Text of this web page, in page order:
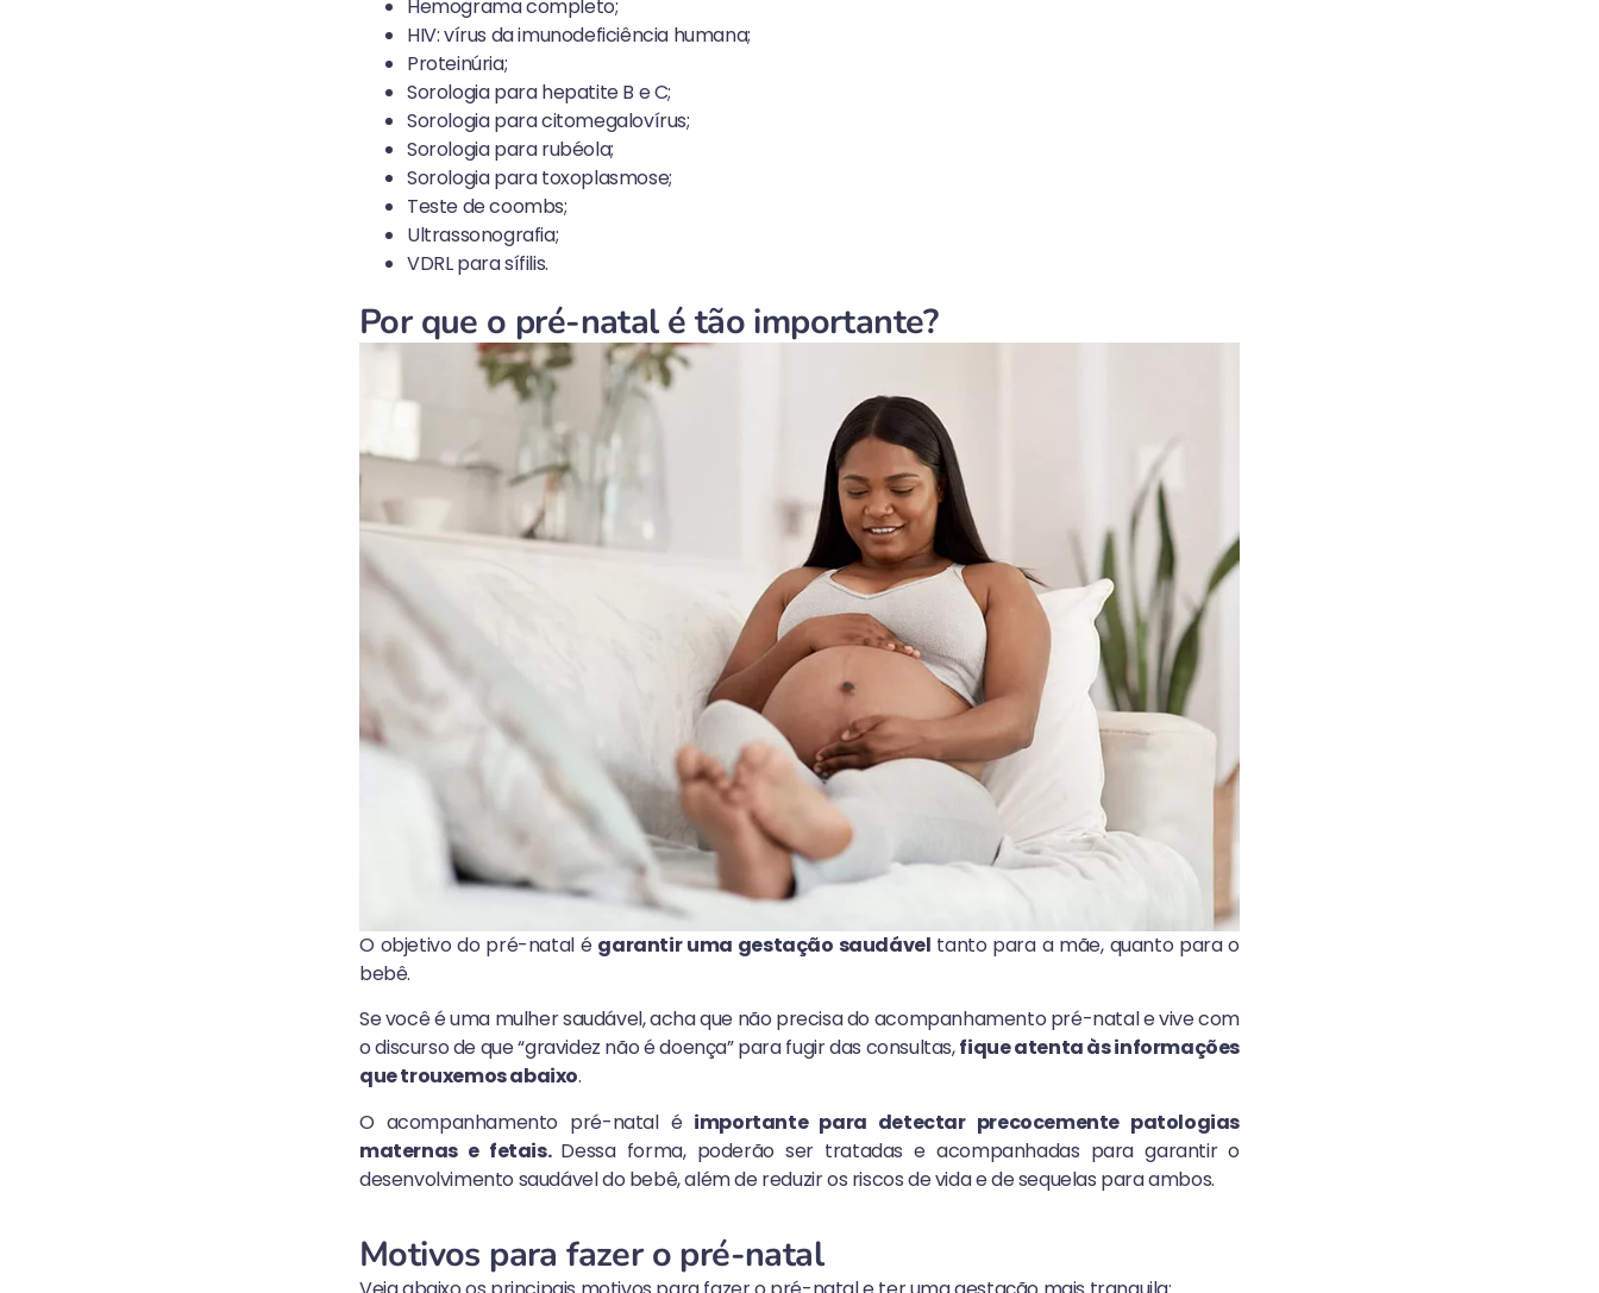
Hemograma completo;
HIV: vírus da imunodeficiência humana;
Proteinúria;
Sorologia para hepatite B e C;
Sorologia para citomegalovírus;
Sorologia para rubéola;
Sorologia para toxoplasmose;
Teste de coombs;
Ultrassonografia;
VDRL para sífilis.
Por que o pré-natal é tão importante?
O objetivo do pré-natal é garantir uma gestação saudável tanto para a mãe, quanto para o
bebê.
Se você é uma mulher saudável, acha que não precisa do acompanhamento pré-natal e vive com
o discurso de que “gravidez não é doença” para fugir das consultas,fique atenta às informações
que trouxemos abaixo.
O acompanhamento pré-natal é importante para detectar precocemente patologias
maternas e fetais. Dessa forma, poderão ser tratadas e acompanhadas para garantir o
desenvolvimento saudável do bebê, além de reduzir os riscos de vida e de sequelas para ambos.
Motivos para fazer o pré-natal